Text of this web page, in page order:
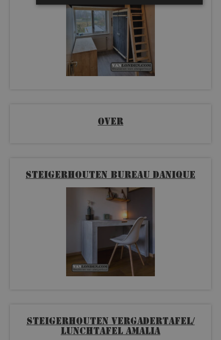
Over
Steigerhouten bureau Danique
Steigerhouten vergadertafel/
lunchtafel Amalia